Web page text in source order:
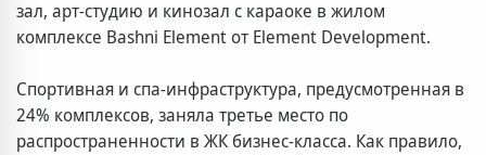
зал, арт-студию и кинозал с караоке в жилом
комплексе Bashni Element от Element Development.
Спортивная и спа-инфраструктура, предусмотренная в
24% комплексов, заняла третье место по
распространенности в ЖК бизнес-класса. Как правило,